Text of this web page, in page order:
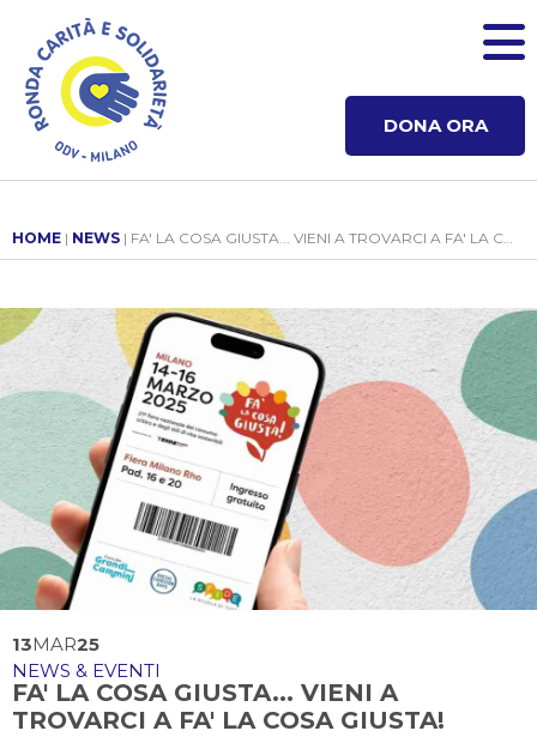
DONA ORA
HOME | NEWS | FA' LA COSA GIUSTA... VIENI A TROVARCI A FA' LA COSA GIUSTA!
13MAR25
NEWS & EVENTI
FA' LA COSA GIUSTA... VIENI A
TROVARCI A FA' LA COSA GIUSTA!